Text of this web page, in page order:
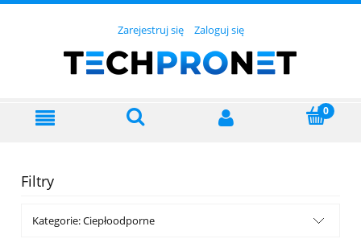
Zarejestruj się Zaloguj się
Filtry
Kategorie: Ciepłoodporne